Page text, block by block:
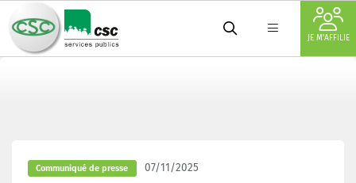
JE M'AFFILIE
Communiqué de presse 07/11/2025